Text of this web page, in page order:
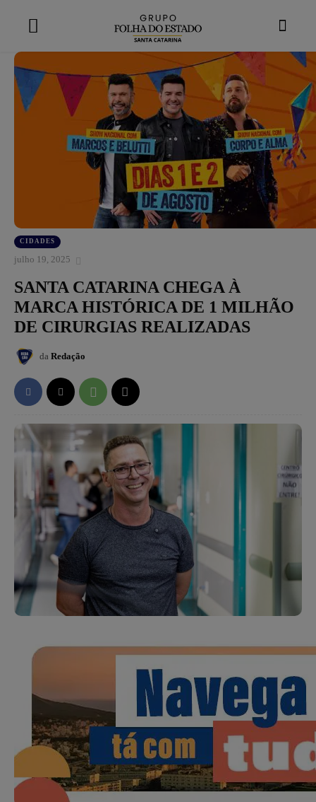
CIDADES
julho 19, 2025
SANTA CATARINA CHEGA À
MARCA HISTÓRICA DE 1 MILHÃO
DE CIRURGIAS REALIZADAS
da Redação